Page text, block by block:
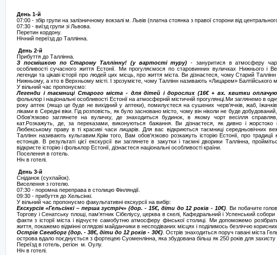
День 1-й
07:00 - збір групи на залізничному вокзалі м. Львів (платна стоянка з правої сторони від
07:30 - виїзд групи зі Львова.
Перетин кордону.
Нічний переїзд до Таллінна.
День 2-й
Прибуття до Таллінна.
З посмішкою по Старому Таллінну! (у вартості туру) - зануритися в атмосферу
особливості сучасного життя Естонії. Ми прогуляємося по старовинних вуличках Нижнього і
легенди та цікаві історії про людей цих місць, про життя міста. Ви дізнаєтеся, чому Старий
Нижньому, а хто в Верхньому місті. І зрозумієте, чому Таллінн називають «Лицарем» Балтійського
У вільний час пропонуємо:
Легенди і таємниці Старого міста - для дітей і дорослих (16€ + вх. квитки
фольклор і національні особливості Естонії на атмосферній містичній прогулянці.Ми заглянемо в
року аптек (якщо це буде не вихідний у аптеки), помилуєтеся на сушених черв'ячків, жаб,
ліками в Середні віки. Гід розповість, як було засновано місто, чому він ніколи не буде
Обов'язково заглянете на вуличку, де знаходиться будинок, в якому чорт весілля
кат.Розкажуть, де, за переказами, виконуються бажання. Ви дізнаєтеся, як дивно і жорстоко
Любекському праву в ті красиві часи лицарів. Для вас відкриються таємниці середньовічних
Таллінн називають кульгавим.Крім того, Вам обов'язково розкажуть історію Естонії, про традиції
естонців. В результаті цієї екскурсії ви заглянете в закутки і таємні дворики Таллінна,
відкриєте історію і фольклор Естонії, дізнаєтеся національні особливості країни.
Поселення в готель.
Ніч в готелі.
День 3-й
Сніданок (сухпайок).
Виселення з готелю.
07:30 - поромна переправа в столицю Фінляндії.
09:30 - прибуття до Хельсінкі.
У вільний час пропонуємо факультативні екскурсії на вибір:
Екскурсія «Гельсінкі – перша зустріч» (дор. - 15€, діти до 12 років - 10€). Ви побачите
Торгову і Сенатську площі, пам'ятник Сібеліусу, церква в скелі, Кафедральний і Успенський собори
факти з історії міста і відчуєте самобутню атмосферу фінської столиці. Ми допоможемо
життя, покажемо відмінні оглядові майданчики в несподіваних місцях і поділимось безліччю
Острів Свеаборг (дор. - 38€, діти до 12 років - 30€). Острів знаходиться поруч гавані міста
острова вдало поєднується з фортецею Суоменлінна, яка збудована більш як 250 років для захисту
Переїзд в готель, регіон м. Оулу.
Ніч в готелі.